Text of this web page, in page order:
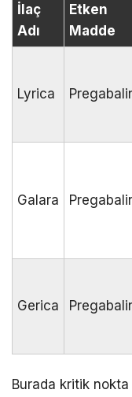
İlaç
Adı
Etken
Madde
Lyrica
Galara
Gerica
Burada kritik nokta